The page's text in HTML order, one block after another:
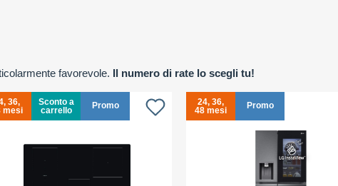
favorevole. Il numero di rate lo scegli tu!
36,
mesi
Sconto a
carrello
Promo
24, 36,
48 mesi
Promo